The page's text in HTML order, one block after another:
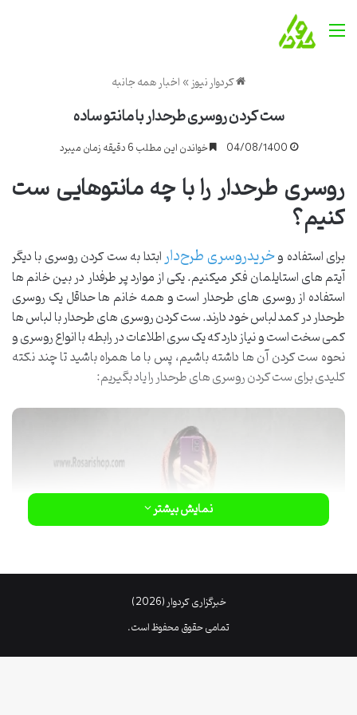
منو
کردوار نیوز»اخبار همه جانبه
ست کردن روسری طرحدار با مانتو ساده
04/08/1400 خواندن این مطلب 6 دقیقه زمان میبرد
روسری طرحدار را با چه مانتوهایی ست
کنیم؟
برای استفاده وخریدروسری طرح‌دارابتدا به ست کردن روسری با دیگر
آیتم های استایلمان فکر میکنیم. یکی از موارد پر طرفدار در بین خانم ها
استفاده از روسری های طرحدار است و همه خانم ها حداقل یک روسری
طرحدار در کمد لباس خود دارند. ست کردن روسری های طرحدار با لباس ها
کمی سخت است و نیاز دارد که یک سری اطلاعات در رابطه با انواع روسری و
نحوه ست کردن آن ها داشته باشیم، پس با ما همراه باشید تا چند نکته
کلیدی برای ست کردن روسری های طرحدار را یاد بگیریم:
نمایش بیشتر
خبرگزاری کردوار (2026)
تمامی حقوق محفوظ است.